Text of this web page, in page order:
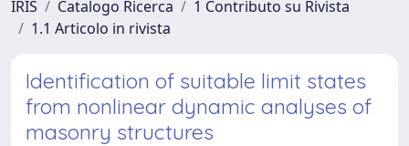
IRIS Catalogo Ricerca
1 Contributo su Rivista
1.1 Articolo in rivista
Identification of suitable limit states
from nonlinear dynamic analyses of
masonry structures